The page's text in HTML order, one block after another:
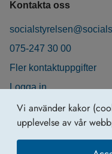
Vi använder kakor
upplevelse av vår
Kontakta oss
075-247 30 00
Fler kontaktuppgifter
Logga in
Behandling av